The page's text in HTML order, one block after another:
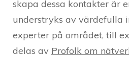
skapa dessa kontakter är
understryks av värdefulla
experter på området, till
delas av Profolk om